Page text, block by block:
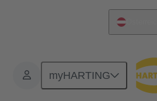
myHARTING
Zubehör Kabelverschraubungen 09